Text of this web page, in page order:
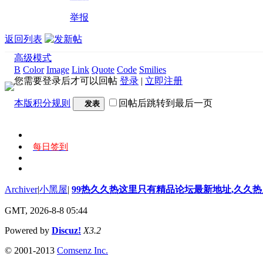
举报
返回列表
高级模式
B Color Image Link Quote Code Smilies
您需要登录后才可以回帖 登录 | 立即注册
本版积分规则 发表 回帖后跳转到最后一页
每日签到
Archiver|小黑屋| 99热久久热这里只有精品论坛最新地址,久久
GMT, 2026-8-8 05:44
Powered by Discuz! X3.2
© 2001-2013 Comsenz Inc.